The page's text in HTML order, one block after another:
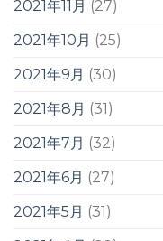
2021年11月 (27)
2021年10月 (25)
2021年9月 (30)
2021年8月 (31)
2021年7月 (32)
2021年6月 (27)
2021年5月 (31)